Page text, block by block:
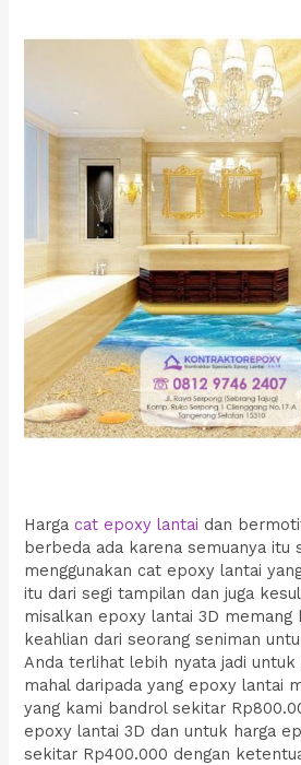
Hargacat epoxy lantai dan
berbeda ada karena semuanya itu
menggunakan cat epoxy lantai
itu dari segi tampilan dan juga
misalkan epoxy lantai 3D memang
keahlian dari seorang seniman
Anda terlihat lebih nyata jadi untuk
mahal daripada yang epoxy lantai
yang kami bandrol sekitar
epoxy lantai 3D dan untuk harga
sekitar Rp400.000 dengan